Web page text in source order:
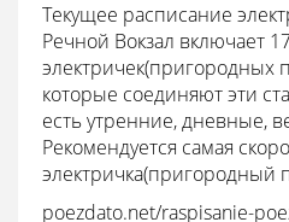
Текущее расписание
Речной Вокзал включает
электричек(пригородных
которые соединяют эти
есть утренние, дневные,
Рекомендуется самая
электричка(пригородный
poezdato.net/raspisanie-